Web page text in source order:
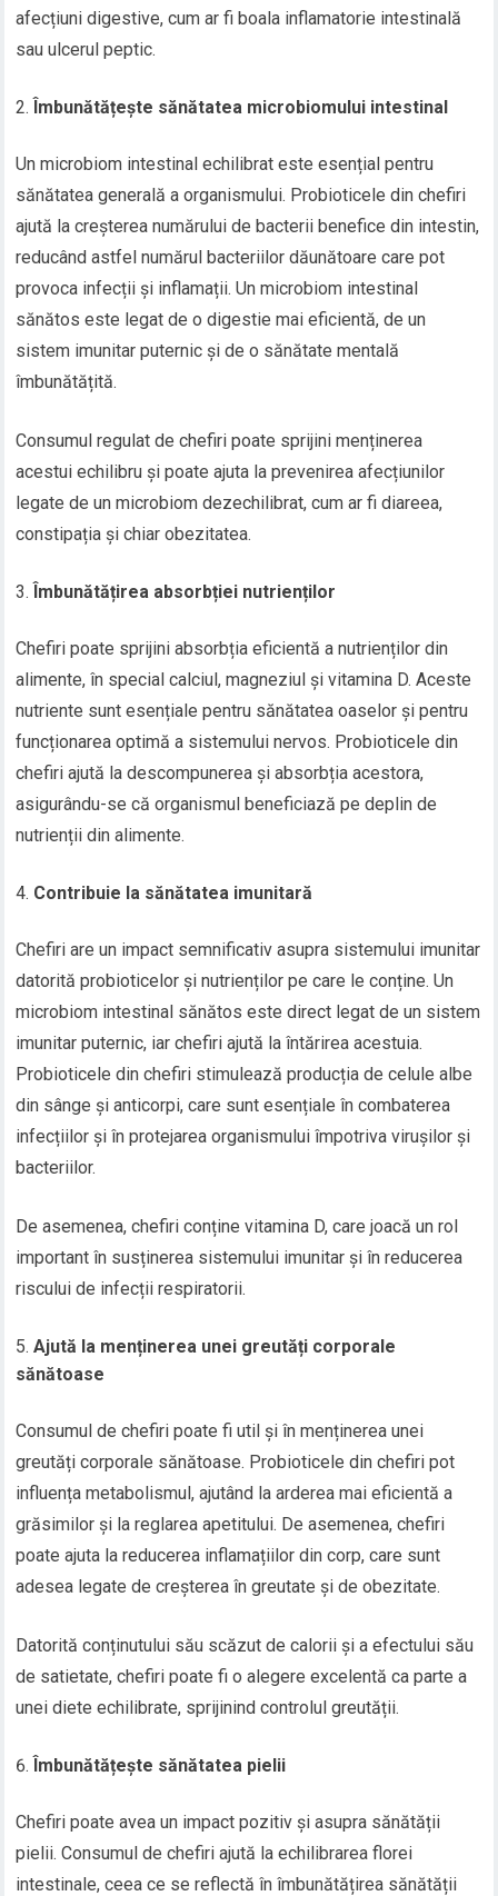
afecțiuni digestive, cum ar fi boala inflamatorie intestinală
sau ulcerul peptic.
Îmbunătățește sănătatea microbiomului intestinal
Un microbiom intestinal echilibrat este esențial pentru
sănătatea generală a organismului. Probioticele din chefiri
ajută la creșterea numărului de bacterii benefice din intestin,
reducând astfel numărul bacteriilor dăunătoare care pot
provoca infecții și inflamații. Un microbiom intestinal
sănătos este legat de o digestie mai eficientă, de un
sistem imunitar puternic și de o sănătate mentală
îmbunătățită.
Consumul regulat de chefiri poate sprijini menținerea
acestui echilibru și poate ajuta la prevenirea afecțiunilor
legate de un microbiom dezechilibrat, cum ar fi diareea,
constipația și chiar obezitatea.
Îmbunătățirea absorbției nutrienților
Chefiri poate sprijini absorbția eficientă a nutrienților din
alimente, în special calciul, magneziul și vitamina D. Aceste
nutriente sunt esențiale pentru sănătatea oaselor și pentru
funcționarea optimă a sistemului nervos. Probioticele din
chefiri ajută la descompunerea și absorbția acestora,
asigurându-se că organismul beneficiază pe deplin de
nutrienții din alimente.
Contribuie la sănătatea imunitară
Chefiri are un impact semnificativ asupra sistemului imunitar
datorită probioticelor și nutrienților pe care le conține. Un
microbiom intestinal sănătos este direct legat de un sistem
imunitar puternic, iar chefiri ajută la întărirea acestuia.
Probioticele din chefiri stimulează producția de celule albe
din sânge și anticorpi, care sunt esențiale în combaterea
infecțiilor și în protejarea organismului împotriva virușilor și
bacteriilor.
De asemenea, chefiri conține vitamina D, care joacă un rol
important în susținerea sistemului imunitar și în reducerea
riscului de infecții respiratorii.
Ajută la menținerea unei greutăți corporale
sănătoase
Consumul de chefiri poate fi util și în menținerea unei
greutăți corporale sănătoase. Probioticele din chefiri pot
influența metabolismul, ajutând la arderea mai eficientă a
grăsimilor și la reglarea apetitului. De asemenea, chefiri
poate ajuta la reducerea inflamațiilor din corp, care sunt
adesea legate de creșterea în greutate și de obezitate.
Datorită conținutului său scăzut de calorii și a efectului său
de satietate, chefiri poate fi o alegere excelentă ca parte a
unei diete echilibrate, sprijinind controlul greutății.
Îmbunătățește sănătatea pielii
Chefiri poate avea un impact pozitiv și asupra sănătății
pielii. Consumul de chefiri ajută la echilibrarea florei
intestinale, ceea ce se reflectă în îmbunătățirea sănătății